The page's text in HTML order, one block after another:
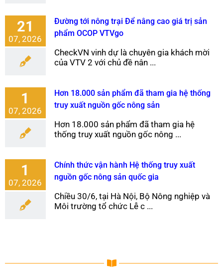
21
07, 2026
Đường tới nông trại Để nâng cao giá trị sản
phẩm OCOP VTVgo
CheckVN vinh dự là chuyên gia khách mời
của VTV 2 với chủ đề nân ...
1
07, 2026
Hơn 18.000 sản phẩm đã tham gia hệ thống
truy xuất nguồn gốc nông sản
Hơn 18.000 sản phẩm đã tham gia hệ
thống truy xuất nguồn gốc nông ...
1
07, 2026
Chính thức vận hành Hệ thống truy xuất
nguồn gốc nông sản quốc gia
Chiều 30/6, tại Hà Nội, Bộ Nông nghiệp và
Môi trường tổ chức Lễ c ...